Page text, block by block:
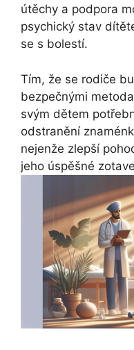
útěchy a podpora
psychický stav
se s bolestí.
Tím, že se rodiče
bezpečnými
svým dětem
odstranění
nejenže zlepší
jeho úspěšné